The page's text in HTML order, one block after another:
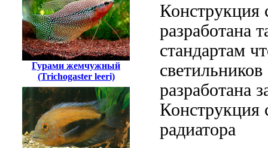
Гурами жемчужный
(Trichogaster leeri)
Конструкция
разработана
стандартам
светильников
разработана
Конструкция
радиатора